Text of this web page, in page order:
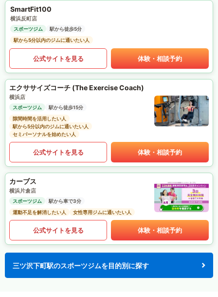
SmartFit100
横浜反町店
スポーツジム
駅から徒歩5分
駅から5分以内のジムに通いたい人
公式サイトを見る 体験・相談予約
エクササイズコーチ (The Exercise Coach)
横浜店
スポーツジム
駅から徒歩15分
隙間時間を活用したい人
駅から5分以内のジムに通いたい人
セミパーソナルを始めたい人
公式サイトを見る 体験・相談予約
カーブス
横浜片倉店
スポーツジム
駅から車で3分
運動不足を解消したい人
女性専用ジムに通いたい人
公式サイトを見る 体験・相談予約
三ツ沢下町駅のスポーツジムを目的別に探す